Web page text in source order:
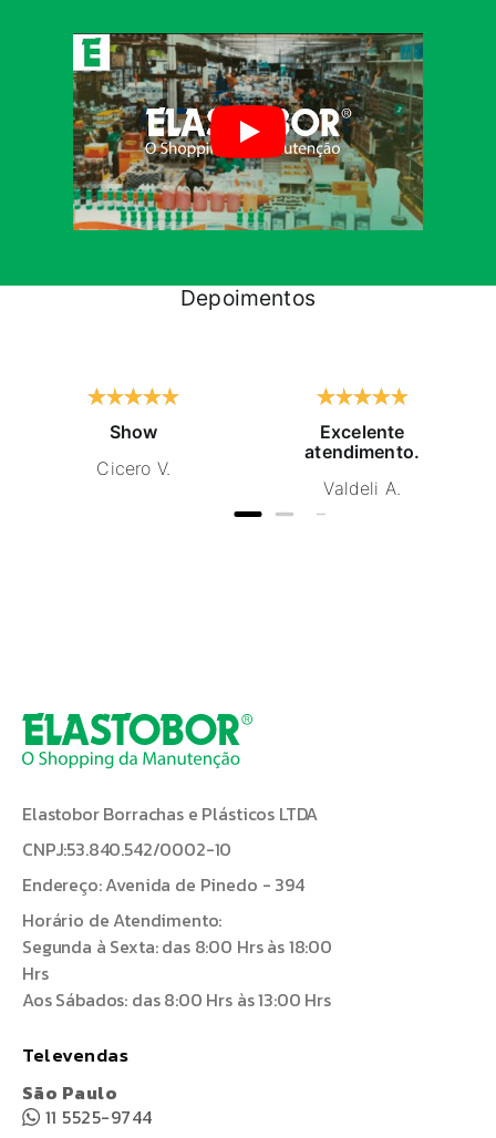
Depoimentos
Show
Cicero V.
Excelente
atendimento.
Valdeli A.
Elastobor Borrachas e Plásticos LTDA
CNPJ:53.840.542/0002-10
Endereço: Avenida de Pinedo - 394
Horário de Atendimento:
Segunda à Sexta: das 8:00 Hrs às 18:00
Hrs
Aos Sábados: das 8:00 Hrs às 13:00 Hrs
Televendas
São Paulo
11 5525-9744